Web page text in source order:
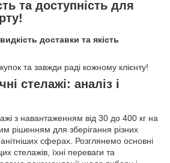
та доступність для
доставки та якість
та завжди раді кожному клієнту!
стелажі: аналіз і
з навантаженням від 30 до 400 кг на
рішенням для зберігання різних
сферах. Розглянемо основні
стелажів, їхні переваги та